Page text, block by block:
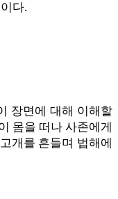
다.
장면에 대해 이해할
몸을 떠나 사존에게
개를 흔들며 법해에